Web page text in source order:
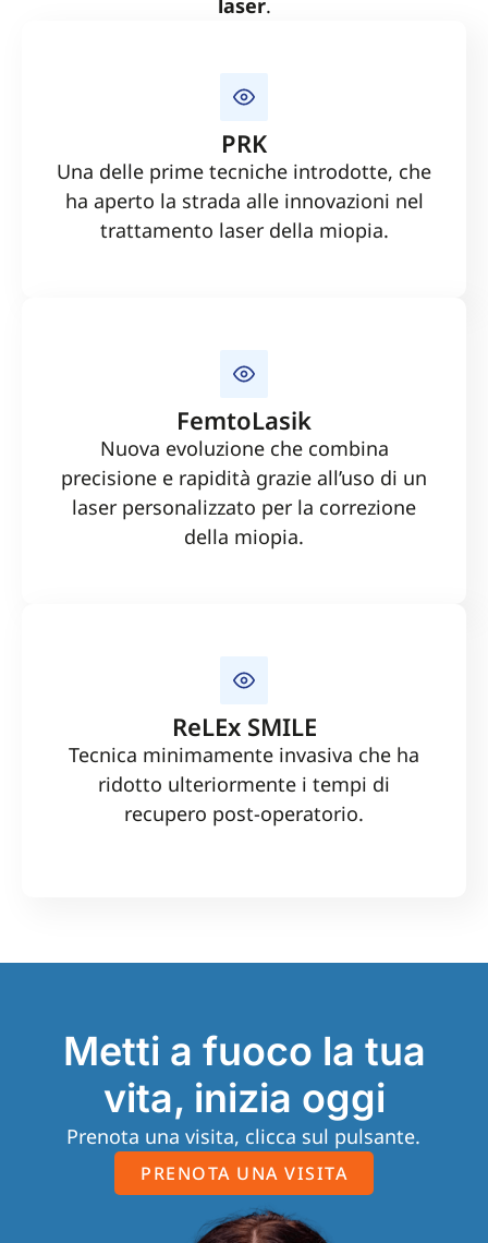
laser.
PRK
Una delle prime tecniche introdotte, che
ha aperto la strada alle innovazioni nel
trattamento laser della miopia.
FemtoLasik
Nuova evoluzione che combina
precisione e rapidità grazie all’uso di un
laser personalizzato per la correzione
della miopia.
ReLEx SMILE
Tecnica minimamente invasiva che ha
ridotto ulteriormente i tempi di
recupero post-operatorio.
Metti a fuoco la tua
vita, inizia oggi
Prenota una visita, clicca sul pulsante.
PRENOTA UNA VISITA